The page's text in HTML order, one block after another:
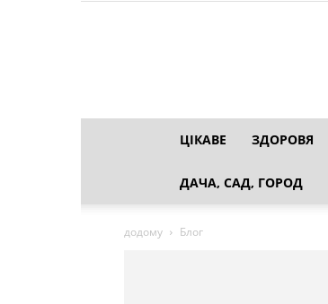
ЦІКАВЕ ЗДОРОВЯ
ДАЧА, САД, ГОРОД
додому Блог